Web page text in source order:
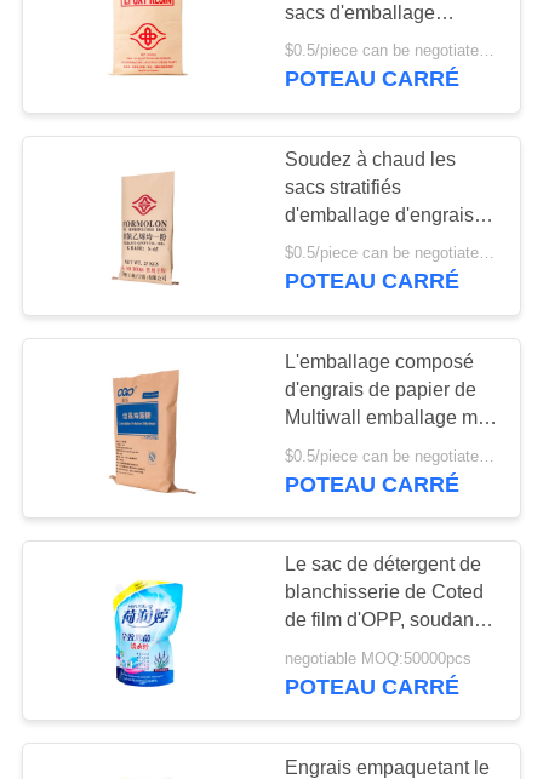
D'USINE
CONTRÔLE
DE
QUALITÉ
CONTACT
DEMANDE
SOUMISSION
PLAN
PRIVACY
POLICY
sacs d'emballage
d'engrais de papier de
Brown emballage
$0.5/piece can be negotiated MOQ:5000pcs
POTEAU CARRÉ
Soudez à chaud les
sacs stratifiés
d'emballage d'engrais
tissés par pp de papier
d'emballage avec le
$0.5/piece can be negotiated MOQ:5000pcs
POTEAU CARRÉ
L'emballage composé
d'engrais de papier de
Multiwall emballage met
en sac avec le résistant
à l'eau zip-lock
POTEAU CARRÉ
Le sac de détergent de
blanchisserie de Coted
de film d'OPP, soudant à
chaud tiennent la poche
avec le bec
negotiable MOQ:50000pcs
POTEAU CARRÉ
Engrais empaquetant le